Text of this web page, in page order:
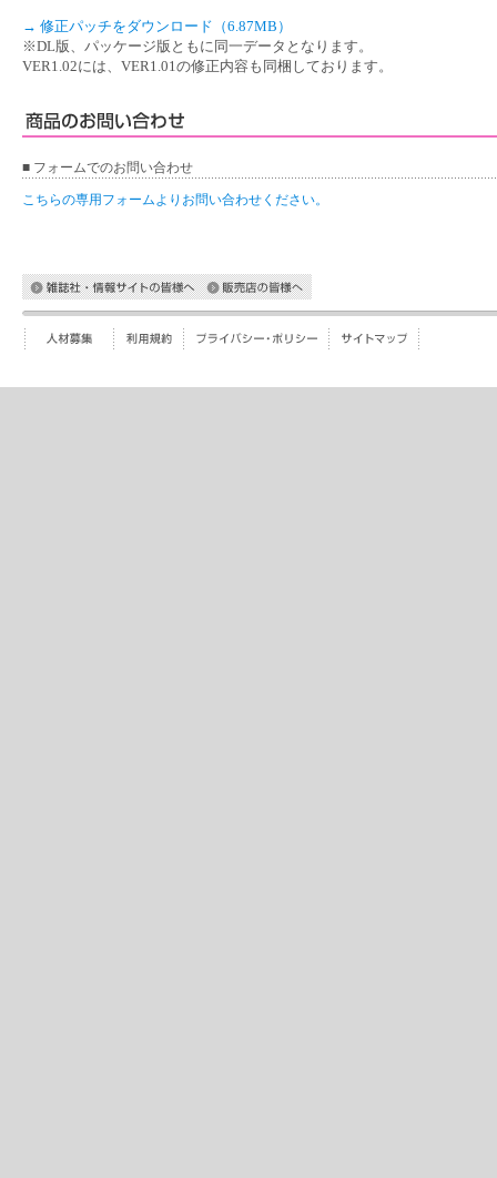
→ 修正パッチをダウンロード（6.87MB）
※DL版、パッケージ版ともに同一データとなります。
VER1.02には、VER1.01の修正内容も同梱しております。
■ フォームでのお問い合わせ
こちらの専用フォームよりお問い合わせください。